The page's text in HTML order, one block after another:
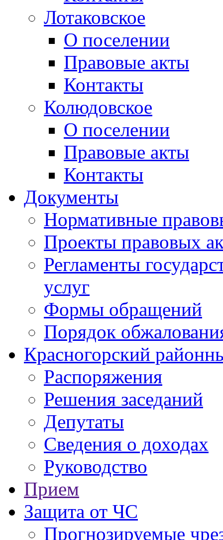
Лотаковское
О поселении
Правовые акты
Контакты
Колюдовское
О поселении
Правовые акты
Контакты
Документы
Нормативные
Проекты правовых
Регламенты
услуг
Формы обращений
Порядок
Красногорский
Распоряжения
Решения заседаний
Депутаты
Сведения о доходах
Руководство
Прием
Защита от ЧС
Прогнозируемые